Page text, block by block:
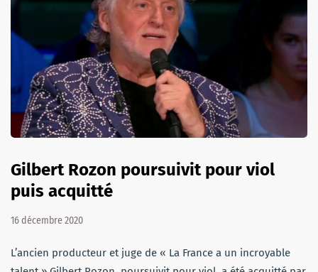
Gilbert Rozon poursuivit pour viol
puis acquitté
16 décembre 2020
L’ancien producteur et juge de « La France a un incroyable